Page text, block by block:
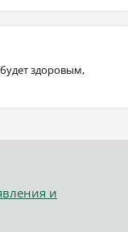
здоровым,
и